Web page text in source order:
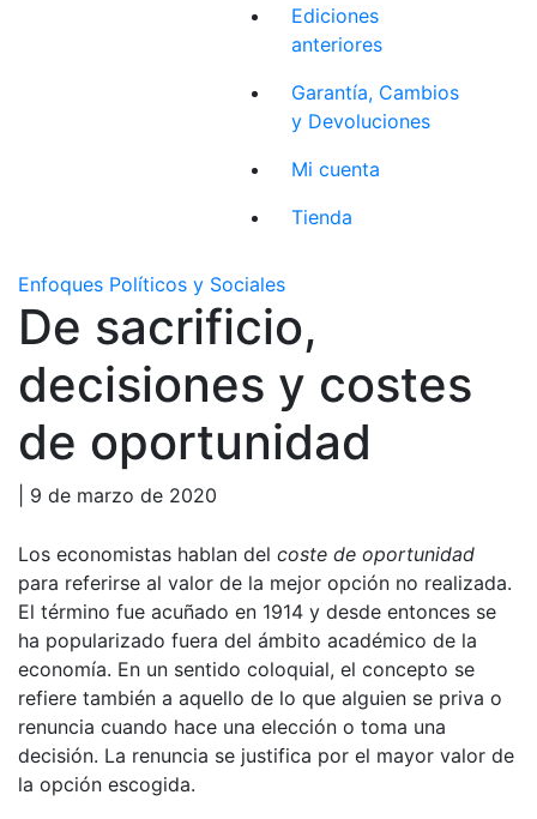
Ediciones
anteriores
Garantía, Cambios
y Devoluciones
Mi cuenta
Tienda
Enfoques Políticos y Sociales
De sacrificio,
decisiones y costes
de oportunidad
| 9 de marzo de 2020
Los economistas hablan del coste de oportunidad
para referirse al valor de la mejor opción no realizada.
El término fue acuñado en 1914 y desde entonces se
ha popularizado fuera del ámbito académico de la
economía. En un sentido coloquial, el concepto se
refiere también a aquello de lo que alguien se priva o
renuncia cuando hace una elección o toma una
decisión. La renuncia se justifica por el mayor valor de
la opción escogida.